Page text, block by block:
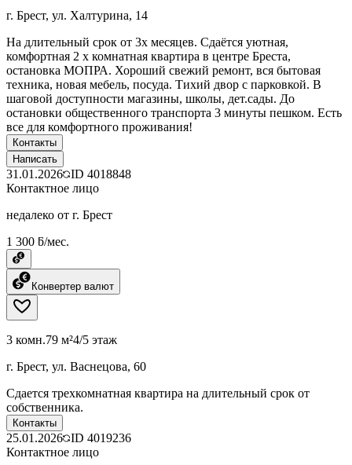
г. Брест, ул. Халтурина, 14
На длительный срок от 3х месяцев. Сдаётся уютная,
комфортная 2 х комнатная квартира в центре Бреста,
остановка МОПРА. Хороший свежий ремонт, вся бытовая
техника, новая мебель, посуда. Тихий двор с парковкой. В
шаговой доступности магазины, школы, дет.сады. До
остановки общественного транспорта 3 минуты пешком. Есть
все для комфортного проживания!
Контакты
Написать
31.01.2026 ID 4018848
Контактное лицо
недалеко от г. Брест
1 300 ƃ/мес.
Конвертер валют
3 комн.79 м²4/5 этаж
г. Брест, ул. Васнецова, 60
Сдается трехкомнатная квартира на длительный срок от
собственника.
Контакты
25.01.2026 ID 4019236
Контактное лицо